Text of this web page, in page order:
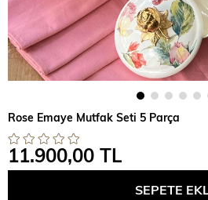
Rose Emaye Mutfak Seti 5 Parça
11.900,00 TL